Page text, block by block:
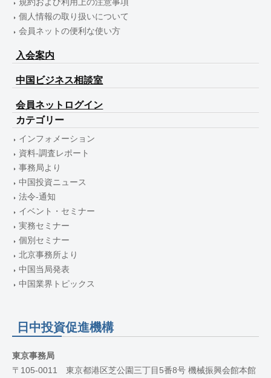
規約および利用上の注意事項
個人情報の取り扱いについて
会員ネットの便利な使い方
入会案内
中国ビジネス相談室
会員ネットログイン
カテゴリー
インフォメーション
資料-調査レポート
事務局より
中国投資ニュース
法令-通知
イベント・セミナー
実務セミナー
個別セミナー
北京事務所より
中国当局発表
中国業界トピックス
日中投資促進機構
東京事務局
〒105-0011 東京都港区芝公園三丁目5番8号 機械振興会館本館